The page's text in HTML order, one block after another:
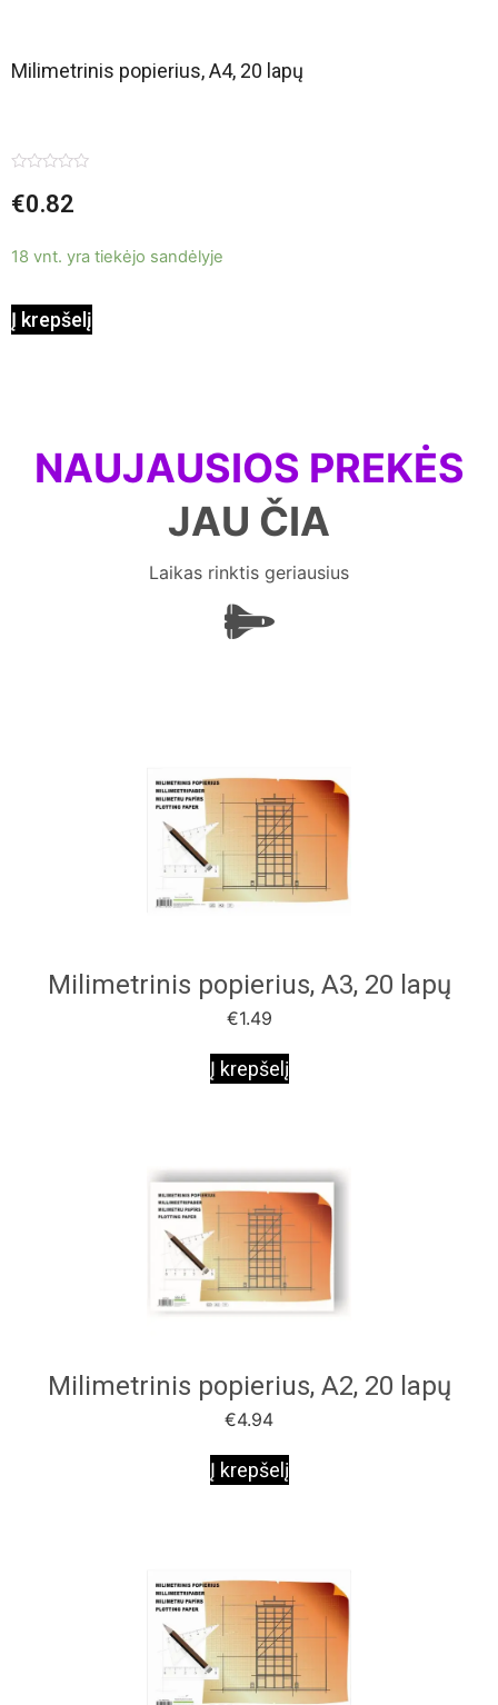
Milimetrinis popierius, A4, 20 lapų
0
iš
€0.82
18 vnt. yra tiekėjo sandėlyje
Į krepšelį
NAUJAUSIOS PREKĖS
JAU ČIA
Laikas rinktis geriausius
Milimetrinis popierius, A3, 20 lapų
€1.49
Į krepšelį
Milimetrinis popierius, A2, 20 lapų
€4.94
Į krepšelį